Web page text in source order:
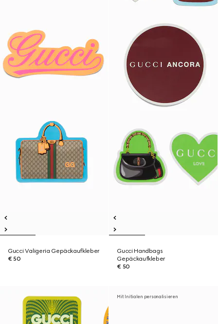
Gucci Valigeria Gepäckaufkleber
€ 50
Gucci Handbags
Gepäckaufkleber
€ 50
Mit Initialen personalisieren